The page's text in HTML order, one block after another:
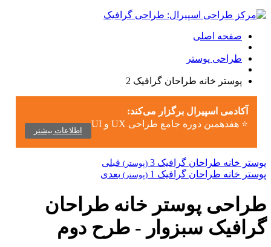
صفحه اصلی
طراحی پوستر
پوستر خانه طراحان گرافیک 2
آکادمی اسپیرال برگزار می‌کند:
⭐ هفدهمین دوره جامع طراحی UX و UI
اطلاعات بیشتر
پوستر خانه طراحان گرافیک 3 (پوستر) قبلی
پوستر خانه طراحان گرافیک 1
(پوستر) بعدی
طراحی پوستر خانه طراحان
گرافیک سبزوار - طرح دوم